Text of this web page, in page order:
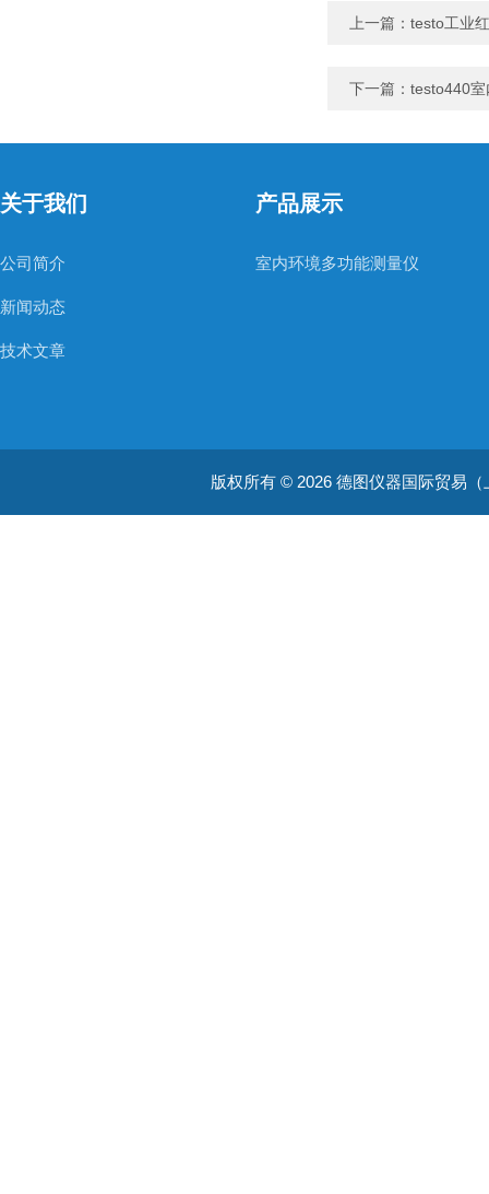
上一篇： testo工业
下一篇： testo440
关于我们
公司简介
新闻动态
技术文章
产品展示
室内环境多功能测量仪
版权所有 © 2026 德图仪器国际贸易